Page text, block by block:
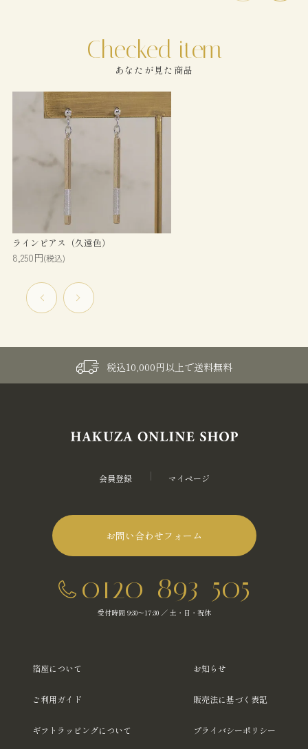
あなたが見た商品
ラインピアス（久遠色）
8,250円(税込)
税込10,000円以上で送料無料
会員登録 マイページ
お問い合わせフォーム
0120-893-505
受付時間 9:30～17:30 ／ 土・日・祝休
箔座について
ご利用ガイド
ギフトラッピングについて
お知らせ
販売法に基づく表記
プライバシーポリシー